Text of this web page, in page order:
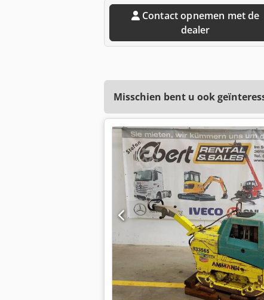
Contact opnemen met de
dealer
Misschien bent u ook